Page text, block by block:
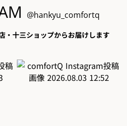
@hankyu_comfortq
・十三ショップからお届けします